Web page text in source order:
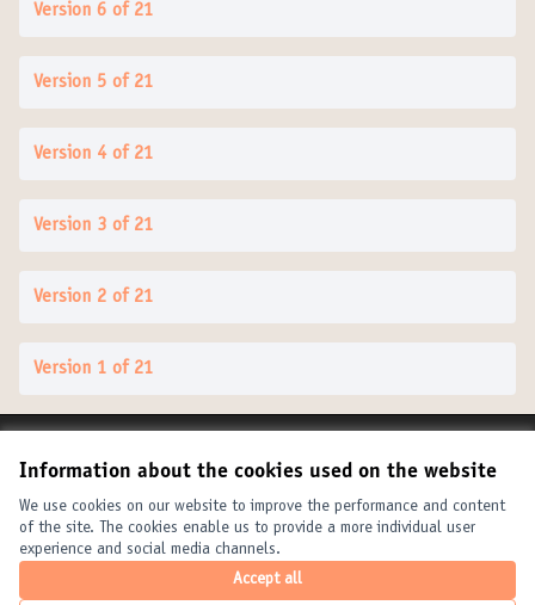
Information about the cookies used on the website
We use cookies on our website to improve the performance and content
of the site. The cookies enable us to provide a more individual user
experience and social media channels.
Accept all
Version 6 of 21
Version 5 of 21
Version 4 of 21
Version 3 of 21
Version 2 of 21
Version 1 of 21
Cookie settings
United Cities and Local Governments at X
(External link)
United Cities and Local Governments at Facebook
(External link)
United Cities and Local Governments at YouTube
(External link)
English
Elegir el idiomaChoose languageChoisir la langue